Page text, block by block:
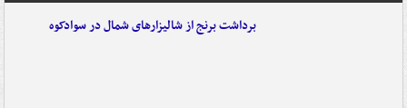
برداشت برنج از شالیزارهای شمال در سوادکوه